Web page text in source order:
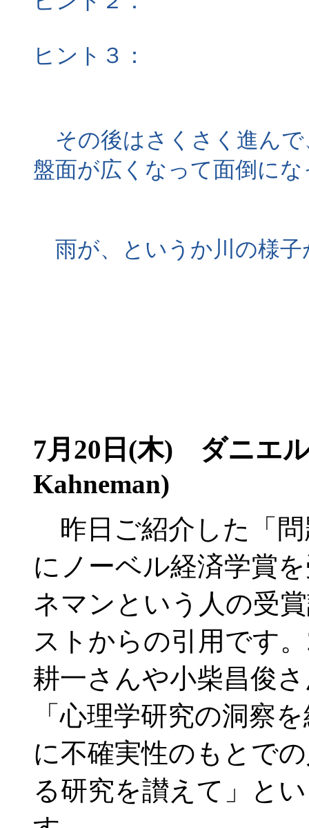
ヒント３：
その後はさくさく進んで
盤面が広くなって面倒に
雨が、というか川の様子
7月20日(木) ダニエ
Kahneman)
昨日ご紹介した「問
にノーベル経済学賞
ネマンという人の受
ストからの引用です
耕一さんや小柴昌俊
「心理学研究の洞察
に不確実性のもとで
る研究を讃えて」と